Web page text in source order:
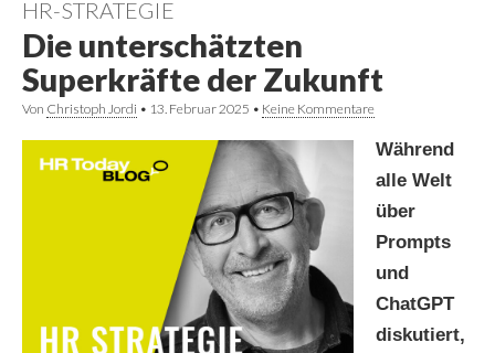
HR-STRATEGIE
Die unterschätzten
Superkräfte der Zukunft
Von Christoph Jordi • 13. Februar 2025 • Keine Kommentare
Während
alle Welt
über
Prompts
und
ChatGPT
diskutiert,